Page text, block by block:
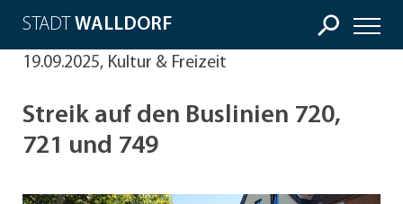
STADT WALLDORF
19.09.2025, Kultur & Freizeit
Streik auf den Buslinien 720,
721 und 749